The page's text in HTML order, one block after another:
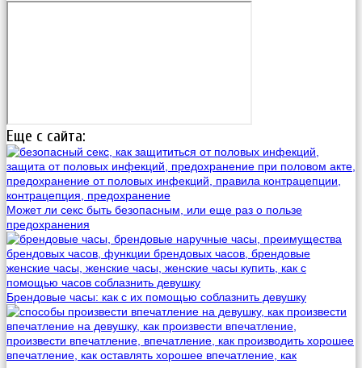
Еще с сайта:
Может ли секс быть безопасным, или еще раз о пользе
предохранения
Брендовые часы: как с их помощью соблазнить девушку